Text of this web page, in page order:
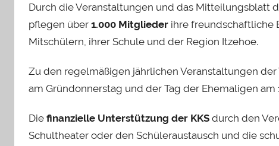
Durch die Veranstaltungen und das Mitteilungsblatt
pflegen über 1.000 Mitglieder ihre freundschaftliche
Mitschülern, ihrer Schule und der Region Itzehoe.
Zu den regelmäßigen jährlichen Veranstaltungen
am Gründonnerstag und der Tag der Ehemaligen am
Die finanzielle Unterstützung der KKS durch den
Schultheater oder den Schüleraustausch und die